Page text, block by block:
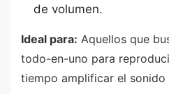
de volumen.
Ideal para: Aquellos que
todo-en-uno para
tiempo amplificar el sonido